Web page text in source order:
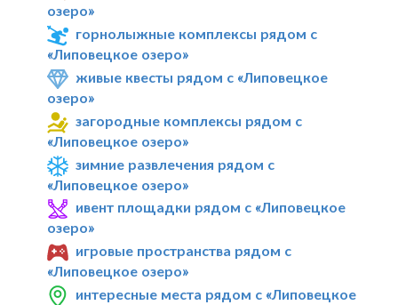
озеро»
горнолыжные комплексы рядом с
«Липовецкое озеро»
живые квесты рядом с «Липовецкое
озеро»
загородные комплексы рядом с
«Липовецкое озеро»
зимние развлечения рядом с
«Липовецкое озеро»
ивент площадки рядом с «Липовецкое
озеро»
игровые пространства рядом с
«Липовецкое озеро»
интересные места рядом с «Липовецкое